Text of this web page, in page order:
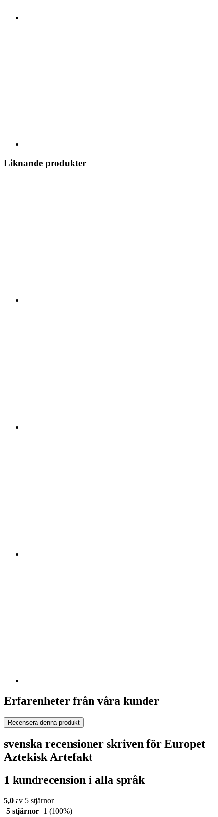
Liknande produkter
Erfarenheter från våra kunder
Recensera denna produkt
svenska recensioner skriven för Europet
Aztekisk Artefakt
1 kundrecension i alla språk
5,0 av 5 stjärnor
5 stjärnor
1 (100%)